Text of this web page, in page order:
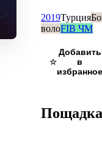
2019Турция
волоFIB ЧМ
☆
Пощадка